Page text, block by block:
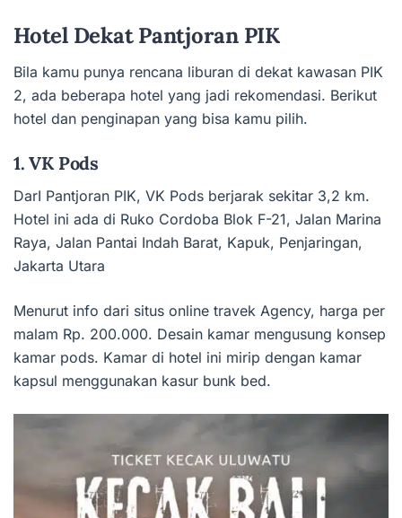
Hotel Dekat Pantjoran PIK
Bila kamu punya rencana liburan di dekat kawasan PIK
2, ada beberapa hotel yang jadi rekomendasi. Berikut
hotel dan penginapan yang bisa kamu pilih.
1. VK Pods
DarI Pantjoran PIK, VK Pods berjarak sekitar 3,2 km.
Hotel ini ada di Ruko Cordoba Blok F-21, Jalan Marina
Raya, Jalan Pantai Indah Barat, Kapuk, Penjaringan,
Jakarta Utara
Menurut info dari situs online travek Agency, harga per
malam Rp. 200.000. Desain kamar mengusung konsep
kamar pods. Kamar di hotel ini mirip dengan kamar
kapsul menggunakan kasur bunk bed.